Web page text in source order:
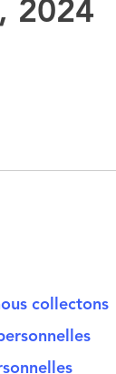
2024
collectons